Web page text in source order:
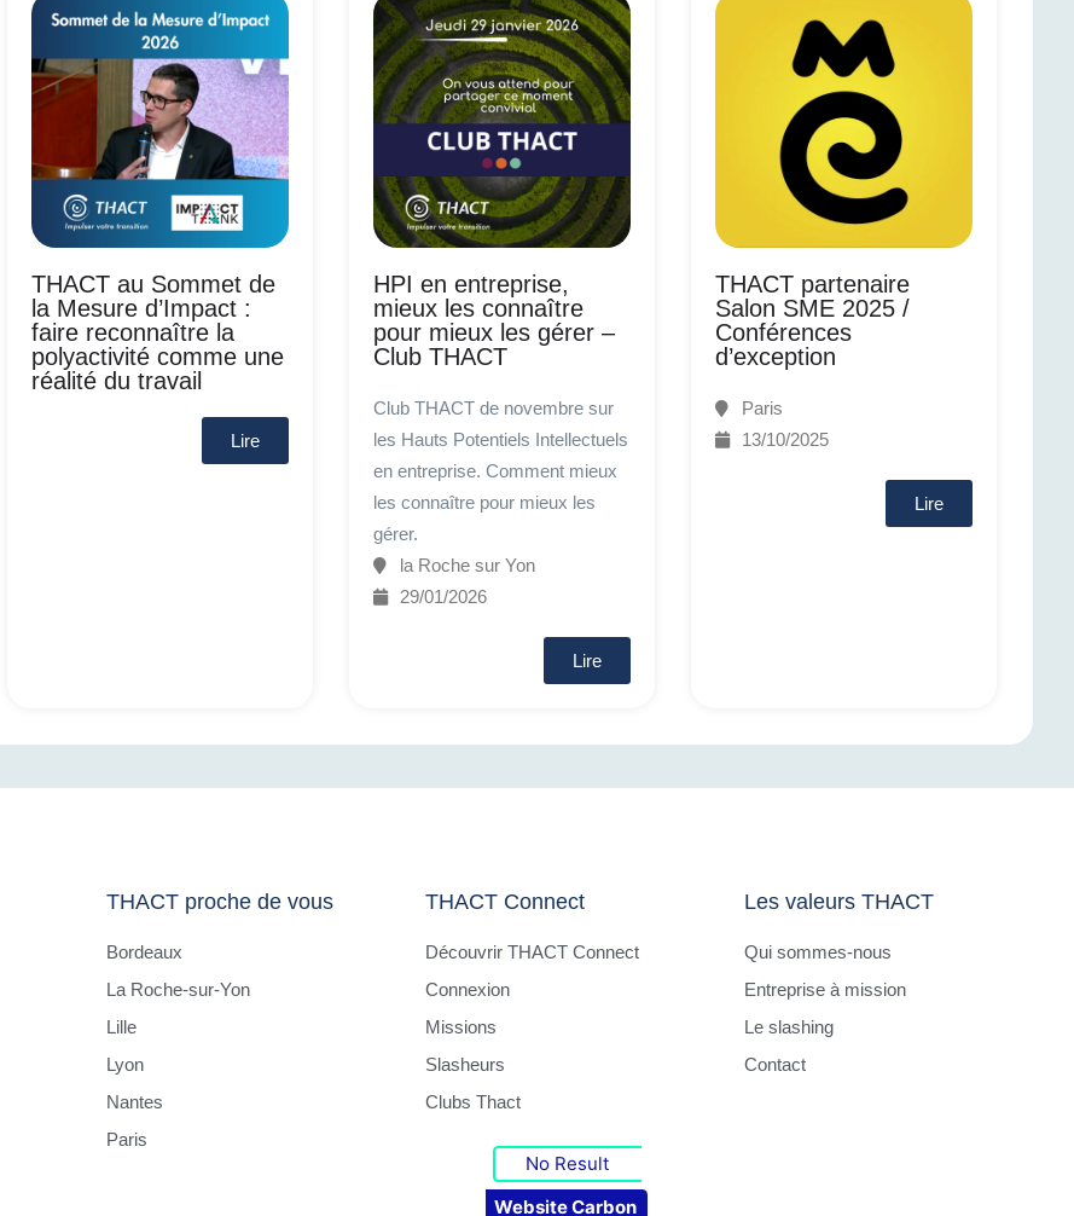
THACT au Sommet de
la Mesure d’Impact :
faire reconnaître la
polyactivité comme une
réalité du travail
Lire
HPI en entreprise,
mieux les connaître
pour mieux les gérer –
Club THACT
Club THACT de novembre sur
les Hauts Potentiels Intellectuels
en entreprise. Comment mieux
les connaître pour mieux les
gérer.
la Roche sur Yon
29/01/2026
Lire
THACT partenaire
Salon SME 2025 /
Conférences
d’exception
Paris
13/10/2025
Lire
THACT proche de vous
Bordeaux
La Roche-sur-Yon
Lille
Lyon
Nantes
Paris
THACT Connect
Découvrir THACT Connect
Connexion
Missions
Slasheurs
Clubs Thact
No Result
Website Carbon
Les valeurs THACT
Qui sommes-nous
Entreprise à mission
Le slashing
Contact